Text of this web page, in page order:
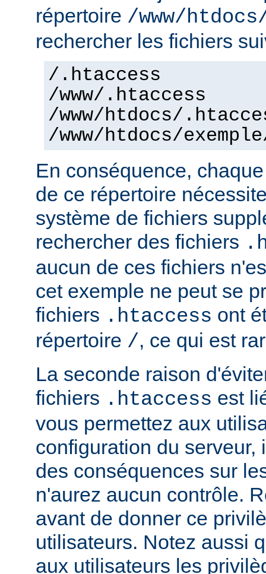
répertoire /www/
rechercher les fichiers
/.htaccess
/www/.htaccess
/www/htdocs/
/www/htdocs/
En conséquence,
de ce répertoire
système de fichiers
rechercher des fichiers
aucun de ces fichiers
cet exemple ne peut se
fichiers .htaccess ont
répertoire /, ce qui est
La seconde raison
fichiers .htaccess est
vous permettez aux
configuration du serveur,
des conséquences sur
n'aurez aucun contrôle.
avant de donner ce
utilisateurs. Notez aussi
aux utilisateurs les